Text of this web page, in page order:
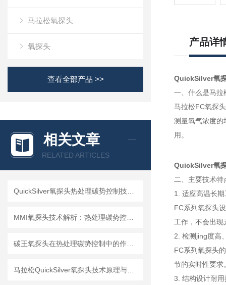
马拉松氧探头
氧探头
查看全部产品 >>
相关文章
RELATED ARTICLES
产品详
QuickSilver氧
一、什么是马拉
马拉松FC氧探
测量氧气浓度的
用。
QuickSilver氧
二、主要技术特
1. 适应高温长期
FC系列氧探头
工作，不会出
2. 检测jing度高
FC系列氧探头
节的实时性要求
3. 结构设计耐用